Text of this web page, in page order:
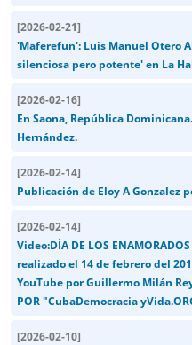
[2026-02-21]
'Maferefun': Luis Manuel Otero
silenciosa pero potente' en La
[2026-02-16]
En Saona, República
Hernández.
[2026-02-14]
Publicación de Eloy A Gonzalez
[2026-02-14]
Video:DÍA DE LOS
realizado el 14 de febrero del
YouTube por Guillermo Milán
POR "CubaDemocracia
[2026-02-10]